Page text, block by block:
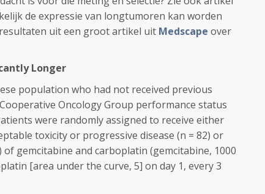
de expressie van longtumoren kan worden
uit een groot artikel uit Medscape over
Longer
population who had not received previous
Oncology Group performance status
were randomly assigned to receive either
toxicity or progressive disease (n = 82) or
gemcitabine and carboplatin (gemcitabine, 1000
[area under the curve, 5] on day 1, every 3